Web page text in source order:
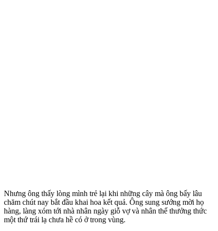
Nhưng ông thấy lòng mình trẻ lại khi những cây mà ông bấy lâu
chăm chút nay bắt đầu khai hoa kết quả. Ông sung sướng mời họ
hàng, làng xóm tới nhà nhân ngày giỗ vợ và nhân thể thưởng thức
một thứ trái lạ chưa hề có ở trong vùng.